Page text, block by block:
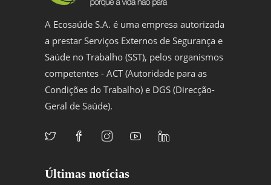
A Ecosaúde S.A. é uma empresa autorizada
a prestar Serviços Externos de Segurança e
Saúde no Trabalho (SST), pelos organismos
competentes - ACT (Autoridade para as
Condições do Trabalho) e DGS (Direcção-
Geral de Saúde).
Últimas notícias